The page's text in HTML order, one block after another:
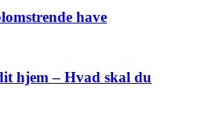
have
hjem – Hvad skal du